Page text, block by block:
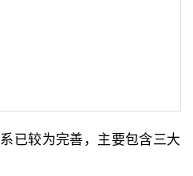
已较为完善，主要包含三大